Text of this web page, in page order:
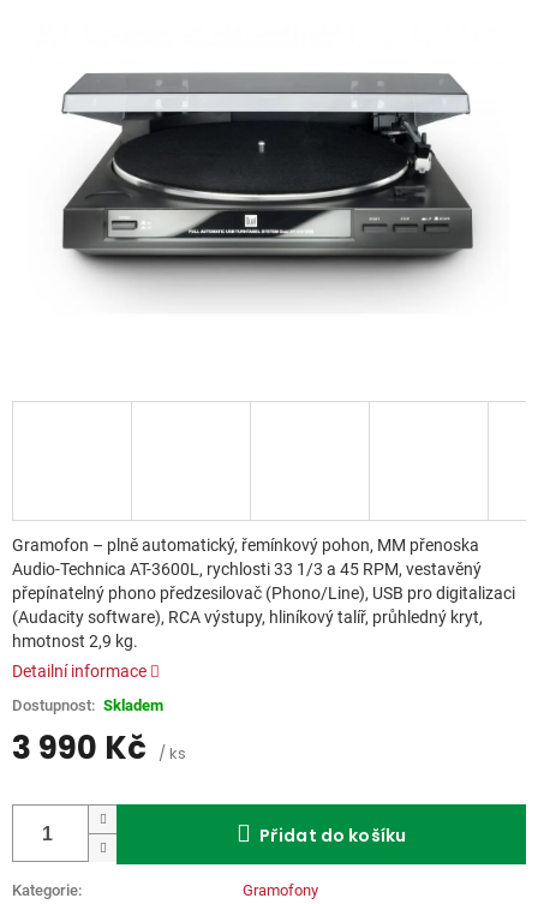
hvězdiček.
3 990 Kč / ks
cena:
Skladem
Kategorie:
Gramofony
Přidat do košíku
Gramofon – plně automatický, řemínkový pohon, MM přenoska
Audio-Technica AT-3600L, rychlosti 33 1/3 a 45 RPM, vestavěný
přepínatelný phono předzesilovač (Phono/Line), USB pro digitalizaci
(Audacity software), RCA výstupy, hliníkový talíř, průhledný kryt,
hmotnost 2,9 kg.
Detailní informace